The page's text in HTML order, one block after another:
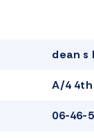
dean s
A/4
06-46-